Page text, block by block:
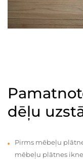
dēļu
Pirms mēbeļu
mēbeļu plātnes